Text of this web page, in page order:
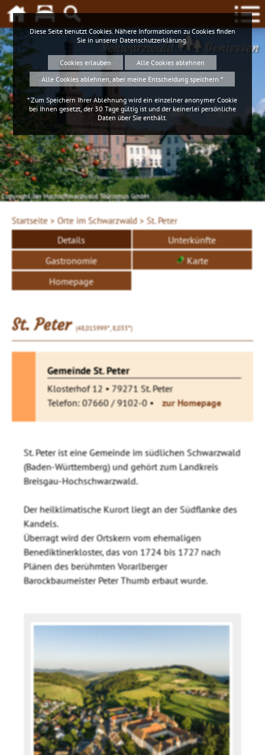
Schwarzwald Geniessen
Copyright der Hochschwarzwald Tourismus GmbH
Startseite > Orte im Schwarzwald > St. Peter
Details
Unterkünfte
Gastronomie
Karte
Homepage
St. Peter(48,015999°, 8,033°)
Gemeinde St. Peter
Klosterhof 12 • 79271 St. Peter
Telefon: 07660 / 9102-0 •
zur Homepage
St. Peter ist eine Gemeinde im südlichen Schwarzwald
(Baden-Württemberg) und gehört zum Landkreis
Breisgau-Hochschwarzwald.
Der heilklimatische Kurort liegt an der Südflanke des
Kandels.
Überragt wird der Ortskern vom ehemaligen
Benediktinerkloster, das von 1724 bis 1727 nach
Plänen des berühmten Vorarlberger
Barockbaumeister Peter Thumb erbaut wurde.
Diese Seite benutzt Cookies. Nähere Informationen zu Cookies finden
Sie in unserer Datenschutzerklärung.
Cookies erlauben
Alle Cookies ablehnen
Alle Cookies ablehnen, aber meine Entscheidung speichern *
* Zum Speichern Ihrer Ablehnung wird ein einzelner anonymer Cookie
bei Ihnen gesetzt, der 30 Tage gültig ist und der keinerlei persönliche
Daten über Sie enthält.